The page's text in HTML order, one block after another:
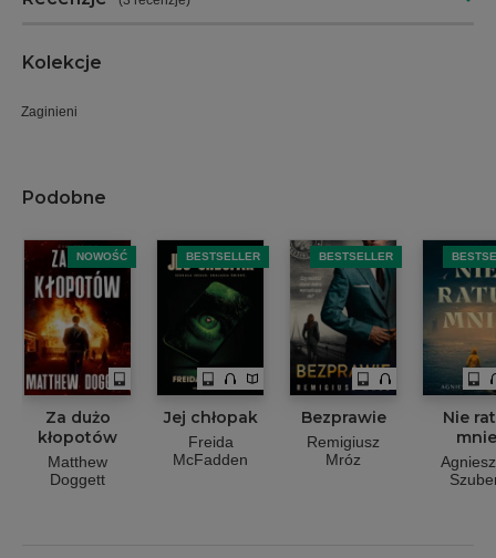
Kolekcje
Zaginieni
Podobne
NOWOŚĆ
Za dużo
kłopotów
Matthew
Doggett
BESTSELLER
Jej chłopak
Freida
McFadden
BESTSELLER
Bezprawie
Remigiusz
Mróz
Nie
mnie